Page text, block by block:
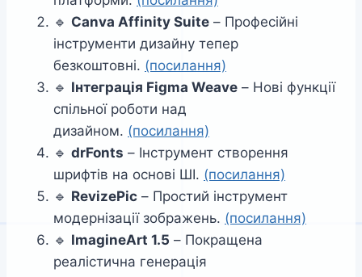
🔹 Canva Affinity Suite – Професійні
інструменти дизайну тепер
безкоштовні. (посилання)
🔹 Інтеграція Figma Weave – Нові функції
спільної роботи над
дизайном. (посилання)
🔹 drFonts – Інструмент створення
шрифтів на основі ШІ. (посилання)
🔹 RevizePic – Простий інструмент
модернізації зображень. (посилання)
🔹 ImagineArt 1.5 – Покращена
реалістична генерація